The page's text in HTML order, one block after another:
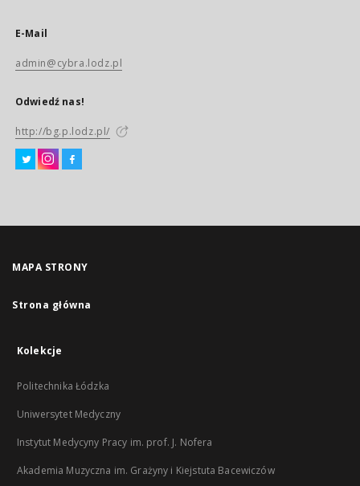
E-Mail
admin@cybra.lodz.pl
Odwiedź nas!
http://bg.p.lodz.pl/
MAPA STRONY
Strona główna
Kolekcje
Politechnika Łódzka
Uniwersytet Medyczny
Instytut Medycyny Pracy im. prof. J. Nofera
Akademia Muzyczna im. Grażyny i Kiejstuta Bacewiczów